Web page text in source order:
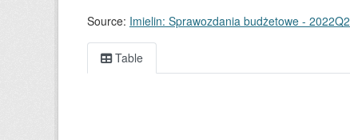
Source: Imielin: Sprawozdania budżetowe - 2022Q2
Table